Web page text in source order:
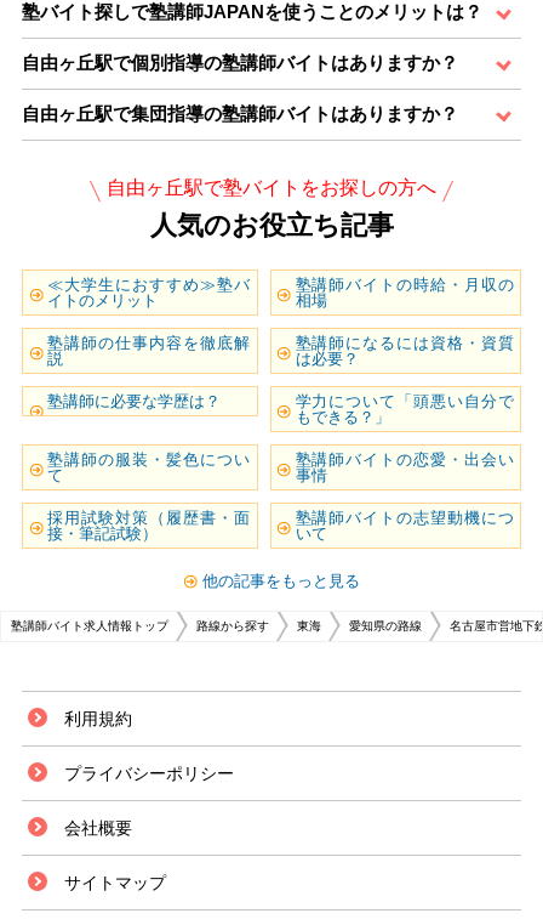
塾バイト探しで塾講師JAPANを使うことのメリットは？
自由ヶ丘駅で個別指導の塾講師バイトはありますか？
自由ヶ丘駅で集団指導の塾講師バイトはありますか？
自由ヶ丘駅で塾バイトをお探しの方へ
人気のお役立ち記事
≪大学生におすすめ≫塾バ
イトのメリット
塾講師バイトの時給・月収の
相場
塾講師の仕事内容を徹底解
説
塾講師になるには資格・資質
は必要？
塾講師に必要な学歴は？
学力について「頭悪い自分で
もできる？」
塾講師の服装・髪色につい
て
塾講師バイトの恋愛・出会い
事情
採用試験対策（履歴書・面
接・筆記試験）
塾講師バイトの志望動機につ
いて
他の記事をもっと見る
塾講師バイト求人情報トップ 路線から探す 東海 愛知県の路線 名古屋市営地下
利用規約
プライバシーポリシー
会社概要
サイトマップ